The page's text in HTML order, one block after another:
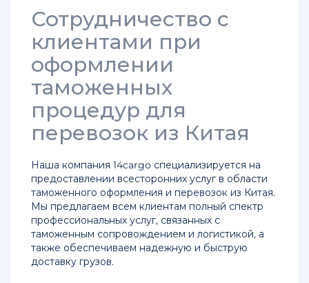
Сотрудничество с
клиентами при
оформлении
таможенных
процедур для
перевозок из Китая
Наша компания 14cargo специализируется на
предоставлении всесторонних услуг в области
таможенного оформления и перевозок из Китая.
Мы предлагаем всем клиентам полный спектр
профессиональных услуг, связанных с
таможенным сопровождением и логистикой, а
также обеспечиваем надежную и быструю
доставку грузов.